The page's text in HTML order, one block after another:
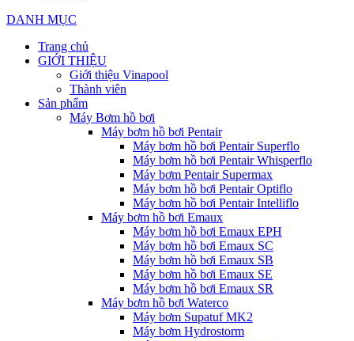
DANH MỤC
Trang chủ
GIỚI THIỆU
Giới thiệu Vinapool
Thành viên
Sản phẩm
Máy Bơm hồ bơi
Máy bơm hồ bơi Pentair
Máy bơm hồ bơi Pentair Superflo
Máy bơm hồ bơi Pentair Whisperflo
Máy bơm Pentair Supermax
Máy bơm hồ bơi Pentair Optiflo
Máy bơm hồ bơi Pentair Intelliflo
Máy bơm hồ bơi Emaux
Máy bơm hồ bơi Emaux EPH
Máy bơm hồ bơi Emaux SC
Máy bơm hồ bơi Emaux SB
Máy bơm hồ bơi Emaux SE
Máy bơm hồ bơi Emaux SR
Máy bơm hồ bơi Waterco
Máy bơm Supatuf MK2
Máy bơm Hydrostorm